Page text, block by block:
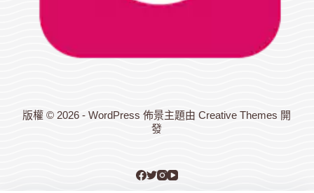
版權 © 2026 - WordPress 佈景主題由Creative Themes 開
發